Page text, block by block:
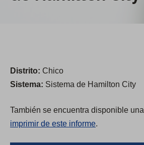
Distrito: Chico
Sistema: Sistema de Hamilton City
También se encuentra disponible una
imprimir de este informe.